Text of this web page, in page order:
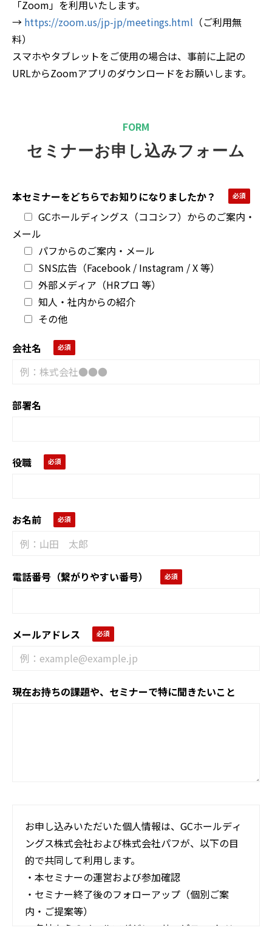
「Zoom」を利用いたします。
→ https://zoom.us/jp-jp/meetings.html （ご利用無
料）
スマホやタブレットをご使用の場合は、事前に上記の
URLからZoomアプリのダウンロードをお願いします。
FORM
セミナーお申し込みフォーム
本セミナーをどちらでお知りになりましたか？
GCホールディングス（ココシフ）からのご案内・
メール
パフからのご案内・メール
SNS広告（Facebook / Instagram / X 等）
外部メディア（HRプロ 等）
知人・社内からの紹介
その他
会社名
部署名
役職
お名前
電話番号（繋がりやすい番号）
メールアドレス
現在お持ちの課題や、セミナーで特に聞きたいこと
お申し込みいただいた個人情報は、GCホールディ
ングス株式会社および株式会社パフが、以下の目
的で共同して利用します。
・本セミナーの運営および参加確認
・セミナー終了後のフォローアップ（個別ご案
内・ご提案等）
・各社からのメールマガジン・サービス・イベン